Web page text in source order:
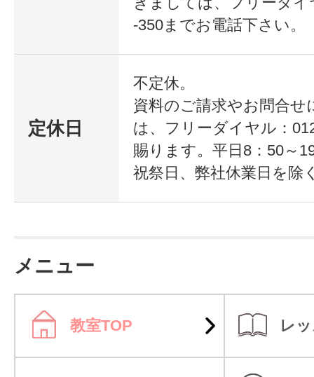
はもちろん、様々な介護現場にあ
識と技術を短期間で身に付けるこ
講座を数多く取り揃えています。
っかり就業サポート！三幸グルー
ービス会社、クリエイトスタッフ
生かして就業をサポートします。
-350までお電話下さい。
定休日
不定休。
資料のご請求やお問合せ
は、フリーダイヤル：
賜ります。平日8：50～
祝祭日、弊社休業日を除
メニュー
教室TOP レ